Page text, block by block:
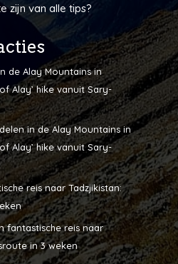
zijn van alle tips?
de Alay Mountains in
Alay’ hike vanuit Sary-
in de Alay Mountains in
Alay’ hike vanuit Sary-
reis naar Tadzjikistan:
fantastische reis naar
in 3 weken